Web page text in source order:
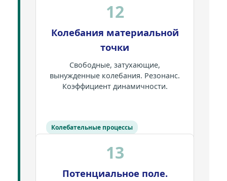
12
Колебания материальной
точки
Свободные, затухающие,
вынужденные колебания. Резонанс.
Коэффициент динамичности.
Колебательные процессы
13
Потенциальное поле.